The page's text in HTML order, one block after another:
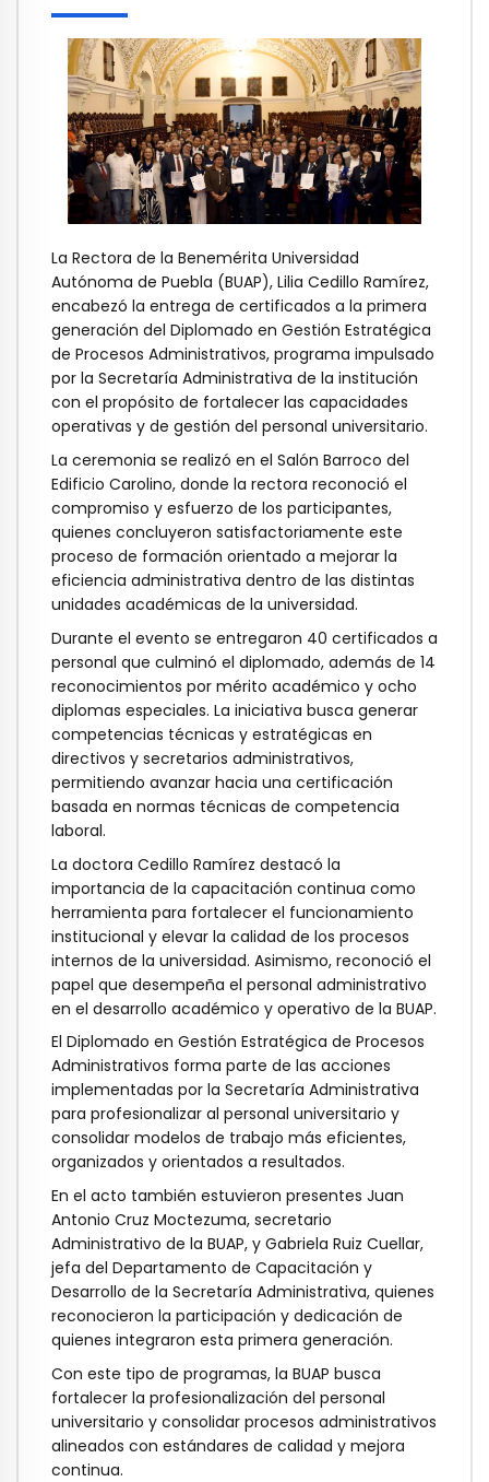
La Rectora de la Benemérita Universidad
Autónoma de Puebla (BUAP), Lilia Cedillo Ramírez,
encabezó la entrega de certificados a la primera
generación del Diplomado en Gestión Estratégica
de Procesos Administrativos, programa impulsado
por la Secretaría Administrativa de la institución
con el propósito de fortalecer las capacidades
operativas y de gestión del personal universitario.
La ceremonia se realizó en el Salón Barroco del
Edificio Carolino, donde la rectora reconoció el
compromiso y esfuerzo de los participantes,
quienes concluyeron satisfactoriamente este
proceso de formación orientado a mejorar la
eficiencia administrativa dentro de las distintas
unidades académicas de la universidad.
Durante el evento se entregaron 40 certificados a
personal que culminó el diplomado, además de 14
reconocimientos por mérito académico y ocho
diplomas especiales. La iniciativa busca generar
competencias técnicas y estratégicas en
directivos y secretarios administrativos,
permitiendo avanzar hacia una certificación
basada en normas técnicas de competencia
laboral.
La doctora Cedillo Ramírez destacó la
importancia de la capacitación continua como
herramienta para fortalecer el funcionamiento
institucional y elevar la calidad de los procesos
internos de la universidad. Asimismo, reconoció el
papel que desempeña el personal administrativo
en el desarrollo académico y operativo de la BUAP.
El Diplomado en Gestión Estratégica de Procesos
Administrativos forma parte de las acciones
implementadas por la Secretaría Administrativa
para profesionalizar al personal universitario y
consolidar modelos de trabajo más eficientes,
organizados y orientados a resultados.
En el acto también estuvieron presentes Juan
Antonio Cruz Moctezuma, secretario
Administrativo de la BUAP, y Gabriela Ruiz Cuellar,
jefa del Departamento de Capacitación y
Desarrollo de la Secretaría Administrativa, quienes
reconocieron la participación y dedicación de
quienes integraron esta primera generación.
Con este tipo de programas, la BUAP busca
fortalecer la profesionalización del personal
universitario y consolidar procesos administrativos
alineados con estándares de calidad y mejora
continua.